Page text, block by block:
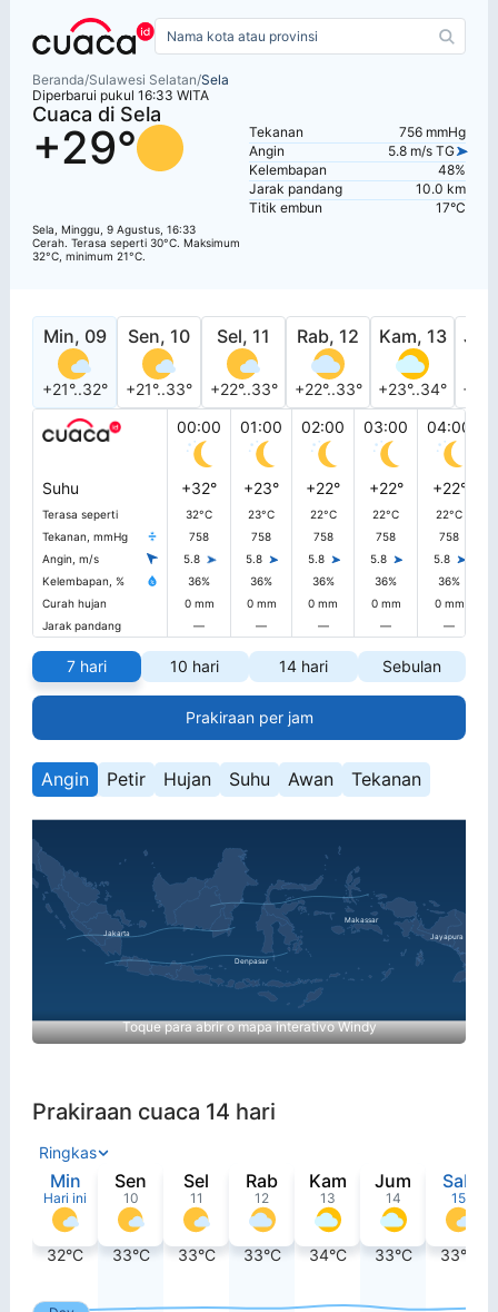
Beranda/Sulawesi Selatan/Sela
Diperbarui pukul 16:33 WITA
Cuaca di Sela
+29°
Sela, Minggu, 9 Agustus, 16:33
Cerah. Terasa seperti 30°C. Maksimum
32°C, minimum 21°C.
Tekanan
756 mmHg
Angin
5.8 m/s TG
Kelembapan
48%
Jarak pandang
10.0 km
Titik embun
17°C
Min, 09
+21°..32°
Sen, 10
+21°..33°
Sel, 11
+22°..33°
Rab, 12
+22°..33°
Kam, 13
+23°..34°
00:00
01:00 02:00 03:00 04:00
Suhu +32° +23° +22° +22° +22°
Terasa seperti 32°C 23°C 22°C 22°C
22°C
Tekanan, mmHg
758 758 758 758
758
Angin, m/s
5.8 5.8 5.8 5.8 5.8
Kelembapan, %
36% 36% 36% 36%
36%
Curah hujan
0 mm 0 mm 0 mm 0 mm 0 mm
Jarak pandang
— — — — —
7 hari 10 hari 14 hari Sebulan
Prakiraan per jam
Angin Petir Hujan Suhu Awan Tekanan
Toque para abrir o mapa interativo Windy
Prakiraan cuaca 14 hari
Ringkas
Min
Hari ini
32°C
Sen
10
33°C
Sel
11
33°C
Rab
12
33°C
Kam
13
34°C
Jum
14
33°C
Sab
15
33°C